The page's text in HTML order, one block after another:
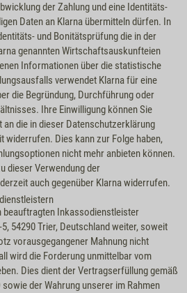
der Zahlung und eine Identitäts-
Daten an Klarna übermitteln dürfen. In
und Bonitätsprüfung die in der
genannten Wirtschaftsauskunfteien
Informationen über die statistische
verwendet Klarna für eine
die Begründung, Durchführung oder
Ihre Einwilligung können Sie
die in dieser Datenschutzerklärung
widerrufen. Dies kann zur Folge haben,
nicht mehr anbieten können.
dieser Verwendung der
auch gegenüber Klarna widerrufen.
beauftragten Inkassodienstleister
54290 Trier, Deutschland weiter, soweit
vorausgegangener Mahnung nicht
wird die Forderung unmittelbar vom
Dies dient der Vertragserfüllung gemäß
der Wahrung unserer im Rahmen